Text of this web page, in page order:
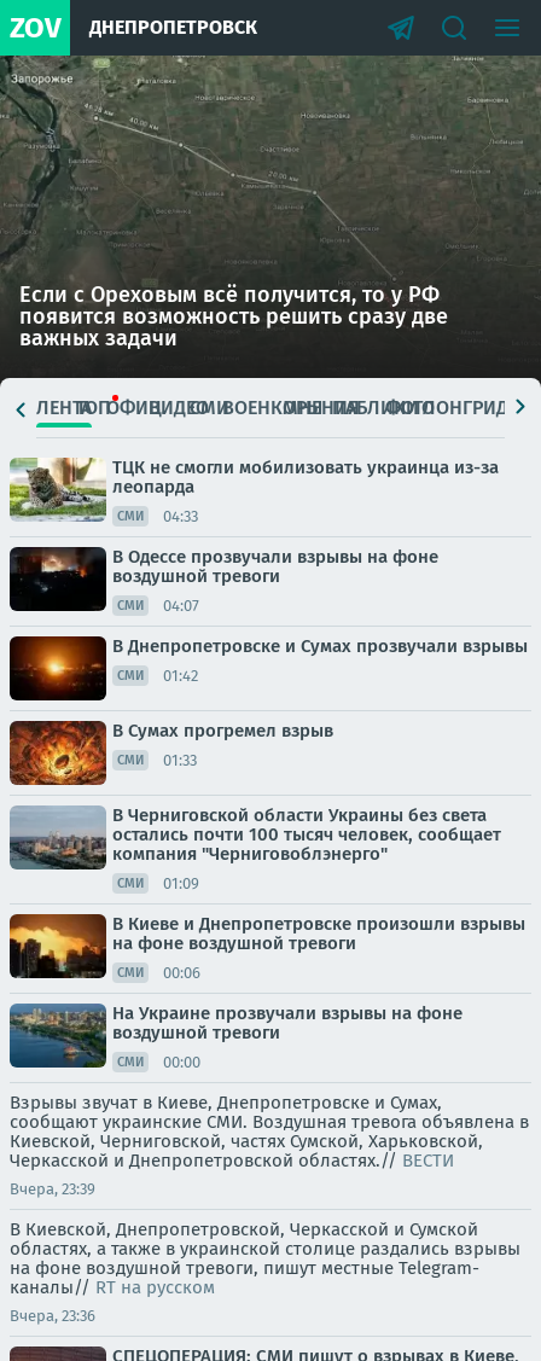
ZOV ДНЕПРОПЕТРОВСК
Если с Ореховым всё получится, то у РФ
появится возможность решить сразу две
важных задачи
ЛЕНТАТОПОФИЦ.ВИДЕОСМИВОЕНКОРЫМНЕНИЯПАБЛИКИ
ФОТОЛОНГРИДЫ
ТЦК не смогли мобилизовать украинца из-за
леопарда
СМИ 04:33
В Одессе прозвучали взрывы на фоне
воздушной тревоги
СМИ 04:07
В Днепропетровске и Сумах прозвучали взрывы
СМИ 01:42
В Сумах прогремел взрыв
СМИ 01:33
В Черниговской области Украины без света
остались почти 100 тысяч человек, сообщает
компания "Черниговоблэнерго"
СМИ 01:09
В Киеве и Днепропетровске произошли взрывы
на фоне воздушной тревоги
СМИ 00:06
На Украине прозвучали взрывы на фоне
воздушной тревоги
СМИ 00:00
Взрывы звучат в Киеве, Днепропетровске и Сумах,
сообщают украинские СМИ. Воздушная тревога объявлена в
Киевской, Черниговской, частях Сумской, Харьковской,
Черкасской и Днепропетровской областях.// ВЕСТИ
Вчера, 23:39
В Киевской, Днепропетровской, Черкасской и Сумской
областях, а также в украинской столице раздались взрывы
на фоне воздушной тревоги, пишут местные Telegram-
каналы// RT на русском
Вчера, 23:36
СПЕЦОПЕРАЦИЯ: СМИ пишут о взрывах в Киеве,